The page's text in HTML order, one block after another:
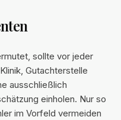
sollte vor jeder
Gutachterstelle
ausschließlich
einholen. Nur so
im Vorfeld vermeiden